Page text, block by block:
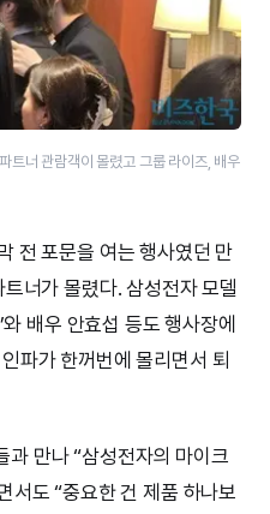
트너 관람객이 몰렸고 그룹 라이즈, 배우
전 포문을 여는 행사였던 만
너가 몰렸다. 삼성전자 모델
배우 안효섭 등도 행사장에
파가 한꺼번에 몰리면서 퇴
과 만나 “삼성전자의 마이크
서도 “중요한 건 제품 하나보